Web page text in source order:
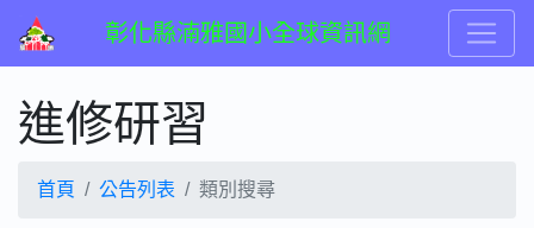
彰化縣湳雅國小全球資訊網
進修研習
首頁 公告列表 類別搜尋